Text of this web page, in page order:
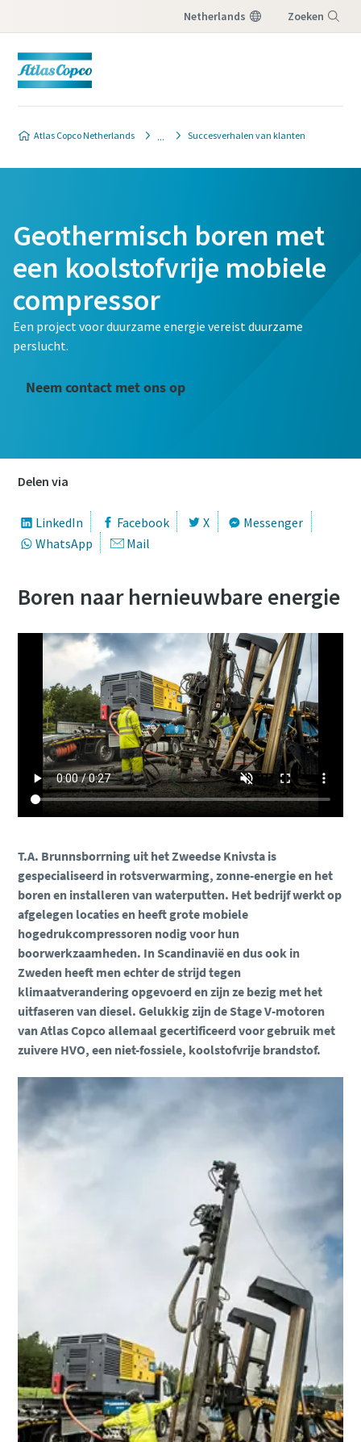
Netherlands Zoeken
Atlas Copco Netherlands Succesverhalen van klanten
Geniet van extra kracht
Koop een mobiele compressor en ontvang één of twee
gratis tools
Ontdek meer
Geothermisch boren met
een koolstofvrije mobiele
compressor
Een project voor duurzame energie vereist duurzame
perslucht.
Neem contact met ons op
Delen via
LinkedIn Facebook X
Messenger
WhatsApp
Mail
Boren naar hernieuwbare energie
T.A. Brunnsborrning uit het Zweedse Knivsta is
gespecialiseerd in rotsverwarming, zonne-energie en het
boren en installeren van waterputten. Het bedrijf werkt op
afgelegen locaties en heeft grote mobiele
hogedrukcompressoren nodig voor hun
boorwerkzaamheden. In Scandinavië en dus ook in
Zweden heeft men echter de strijd tegen
klimaatverandering opgevoerd en zijn ze bezig met het
uitfaseren van diesel. Gelukkig zijn de Stage V-motoren
van Atlas Copco allemaal gecertificeerd voor gebruik met
zuivere HVO, een niet-fossiele, koolstofvrije brandstof.